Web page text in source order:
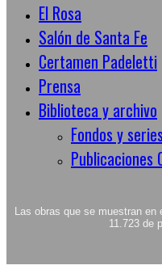
El Rosa
Salón de Santa Fe
Certamen Padeletti
Prensa
Biblioteca y archivo
Fondos y
Publicaciones
Las obras que se muestran
11.723 de